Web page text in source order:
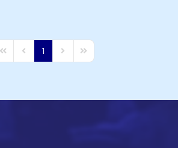
First PagePrevious Page
1 Next PageLast Page